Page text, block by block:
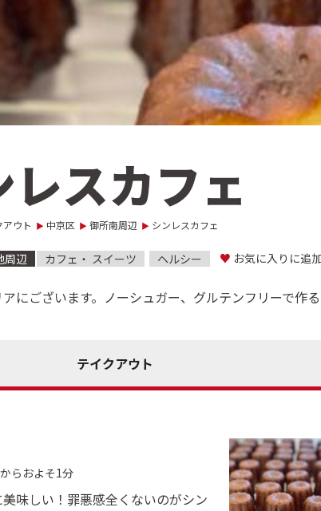
レスカフェ
ウト 中京区 御所南周辺 シンレスカフェ
周辺 カフェ・ スイーツ ヘルシー ♥ お気に入りに追
にございます。ノーシュガー、グルテンフリーで作
テイクアウト
らおよそ1分
味しい！罪悪感全くないのがシン